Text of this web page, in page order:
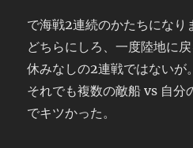
で海戦2連続のかたちになり
どちらにしろ、一度陸地に
休みなしの2連戦ではないが。
それでも複数の敵船 vs 自分
でキツかった。